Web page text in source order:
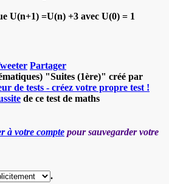
U(n+1) =U(n) +3 avec U(0) = 1
Partager
"Suites (1ère)" créé par
de tests - créez votre propre test !
de ce test de maths
à votre compte pour sauvegarder votre
.